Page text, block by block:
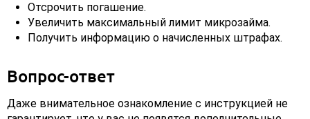
Отсрочить погашение.
Увеличить максимальный лимит микрозайма.
Получить информацию о начисленных штрафах.
Вопрос-ответ
Даже внимательное ознакомление с инструкцией не